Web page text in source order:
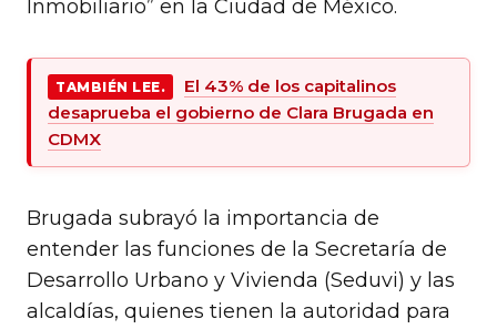
Inmobiliario” en la Ciudad de México.
TAMBIÉN LEE.
El 43% de los capitalinos
desaprueba el gobierno de Clara Brugada en
CDMX
Brugada subrayó la importancia de
entender las funciones de la Secretaría de
Desarrollo Urbano y Vivienda (Seduvi) y las
alcaldías, quienes tienen la autoridad para